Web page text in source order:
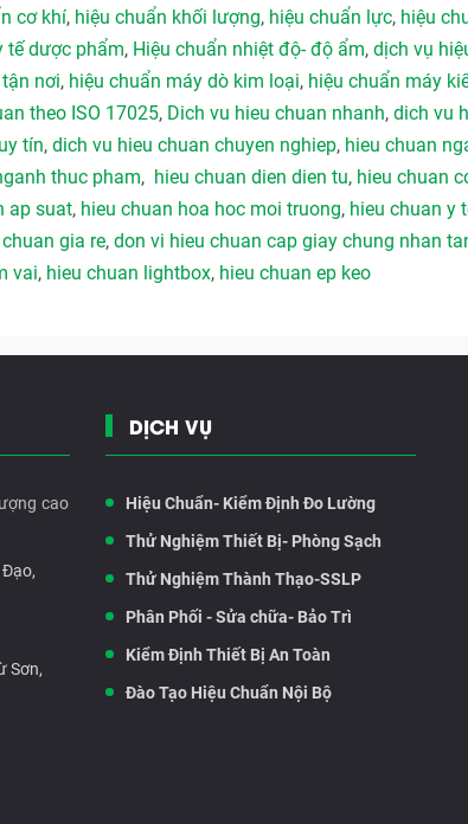
cơ khí, hiệu chuẩn khối lượng, hiệu chuẩn lực, hiệu
tế dược phẩm, Hiệu chuẩn nhiệt độ- độ ẩm, dịch vụ
nơi, hiệu chuẩn máy dò kim loại, hiệu chuẩn máy
theo ISO 17025, Dich vu hieu chuan nhanh, dich vu
tín, dich vu hieu chuan chuyen nghiep, hieu chuan
thuc pham, hieu chuan dien dien tu, hieu chuan
ap suat, hieu chuan hoa hoc moi truong, hieu chuan y
gia re, don vi hieu chuan cap giay chung nhan
vai, hieu chuan lightbox, hieu chuan ep keo
cao
Sơn,
DỊCH VỤ
Hiệu Chuẩn- Kiểm Định Đo Lường
Thử Nghiệm Thiết Bị- Phòng Sạch
Thử Nghiệm Thành Thạo-SSLP
Phân Phối - Sửa chữa- Bảo Trì
Kiểm Định Thiết Bị An Toàn
Đào Tạo Hiệu Chuẩn Nội Bộ